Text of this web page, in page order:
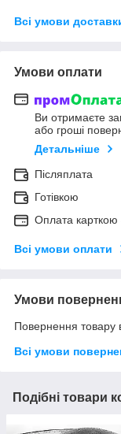
Всі умови
Умови оплати
Ви отримаєте
або гроші
Детальніше
Післяплата
Готівкою
Оплата
Всі умови оплати
Умови
Повернення товару
Всі умови
Подібні товари